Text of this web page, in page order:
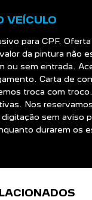
VEÍCULO
para CPF.
da pintura não
ou sem entrada.
Carta de
troca com
Nos
sem aviso
durarem os